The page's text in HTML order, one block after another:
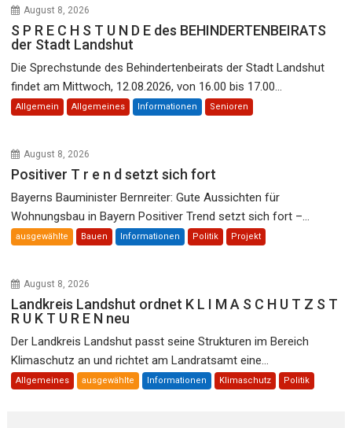
August 8, 2026
S P R E C H S T U N D E des BEHINDERTENBEIRATS
der Stadt Landshut
Die Sprechstunde des Behindertenbeirats der Stadt Landshut
findet am Mittwoch, 12.08.2026, von 16.00 bis 17.00...
Allgemein Allgemeines Informationen Senioren
August 8, 2026
Positiver T r e n d setzt sich fort
Bayerns Bauminister Bernreiter: Gute Aussichten für
Wohnungsbau in Bayern Positiver Trend setzt sich fort –...
ausgewählte Bauen Informationen Politik Projekt
August 8, 2026
Landkreis Landshut ordnet K L I M A S C H U T Z S T
R U K T U R E N neu
Der Landkreis Landshut passt seine Strukturen im Bereich
Klimaschutz an und richtet am Landratsamt eine...
Allgemeines ausgewählte Informationen Klimaschutz Politik